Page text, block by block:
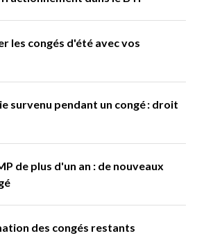
les congés d'été avec vos
survenu pendant un congé : droit
de plus d'un an : de nouveaux
des congés restants